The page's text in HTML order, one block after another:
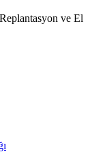
ve El